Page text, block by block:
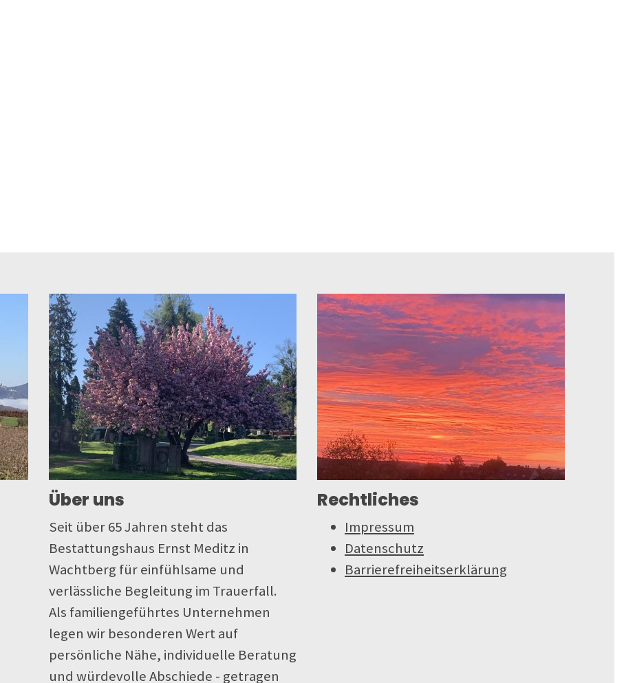
Über uns
Seit über 65 Jahren steht das
Bestattungshaus Ernst Meditz in
Wachtberg für einfühlsame und
verlässliche Begleitung im Trauerfall.
Als familiengeführtes Unternehmen
legen wir besonderen Wert auf
persönliche Nähe, individuelle Beratung
und würdevolle Abschiede - getragen
Rechtliches
Impressum
Datenschutz
Barrierefreiheitserklärung